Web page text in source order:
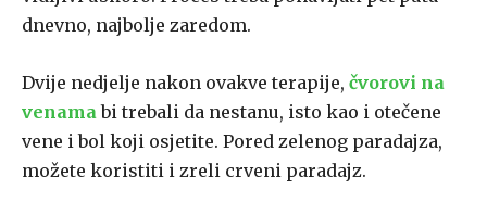
dnevno, najbolje zaredom.
Dvije nedjelje nakon ovakve terapije, čvorovi na
venamabi trebali da nestanu, isto kao i otečene
vene i bol koji osjetite. Pored zelenog paradajza,
možete koristiti i zreli crveni paradajz.